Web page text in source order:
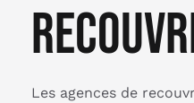
Les agences de